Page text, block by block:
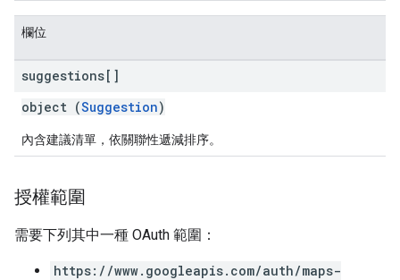
欄位
suggestions[]
object (Suggestion)
內含建議清單，依關聯性遞減排序。
授權範圍
需要下列其中一種 OAuth 範圍：
https://www.googleapis.com/auth/maps-